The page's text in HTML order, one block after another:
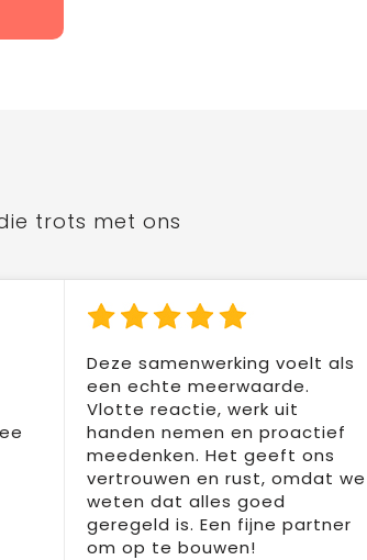
trots met ons
Deze samenwerking voelt als
een echte meerwaarde.
Vlotte reactie, werk uit
handen nemen en proactief
meedenken. Het geeft ons
vertrouwen en rust, omdat we
weten dat alles goed
geregeld is. Een fijne partner
om op te bouwen!